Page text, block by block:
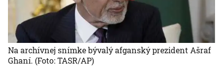
Na archívnej snímke bývalý afganský prezident Ašraf
Ghaní. (Foto: TASR/AP)